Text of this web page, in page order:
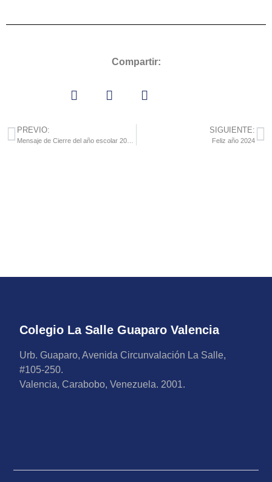
Compartir:
PREVIO: SIGUIENTE:
Feliz año 2024
Colegio La Salle Guaparo Valencia
Urb. Guaparo, Avenida Circunvalación La Salle,
#105-250.
Valencia, Carabobo, Venezuela. 2001.